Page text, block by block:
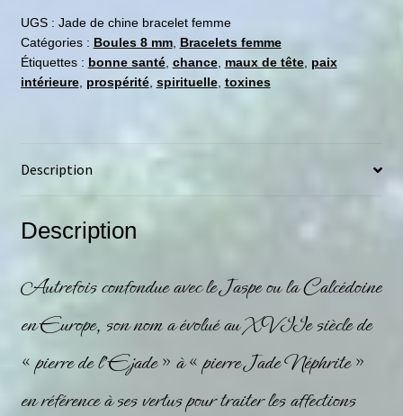
UGS : Jade de chine bracelet femme
Catégories : Boules 8 mm, Bracelets femme
Étiquettes : bonne santé, chance, maux de tête, paix
intérieure, prospérité, spirituelle, toxines
Description
Description
Autrefois confondue avec le Jaspe ou la Calcédoine
en Europe, son nom a évolué au XVIIe siècle de
« pierre de l’Ejade » à « pierre Jade Néphrite »
en référence à ses vertus pour traiter les affections